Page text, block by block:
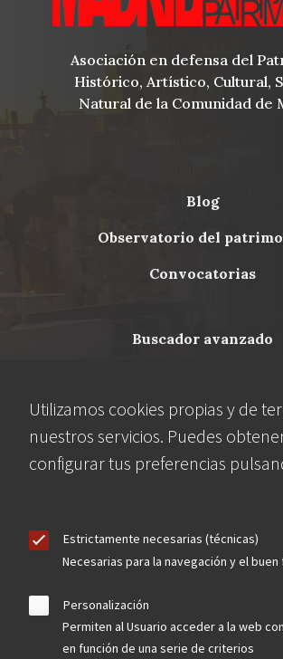
Utilizamos cookies propias y de
nuestros servicios. Puedes
configurar tus preferencias
Estrictamente necesarias (técnicas)
Necesarias para la navegación y el
Personalización
Permiten al Usuario acceder a la web
en función de una serie de criterios
Asociación en defensa del
Histórico, Artístico, Cultural,
Natural de la Comunidad de
Menu
blog
observatorio del
convocatorias
buscador avanzado
Nuestras redes
Contacta